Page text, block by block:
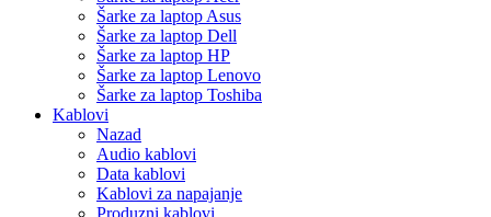
Šarke za laptop Asus
Šarke za laptop Dell
Šarke za laptop HP
Šarke za laptop Lenovo
Šarke za laptop Toshiba
Kablovi
Nazad
Audio kablovi
Data kablovi
Kablovi za napajanje
Produzni kablovi